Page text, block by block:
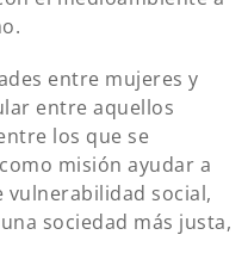
entre mujeres y
entre aquellos
los que se
misión ayudar a
vulnerabilidad social,
sociedad más justa,